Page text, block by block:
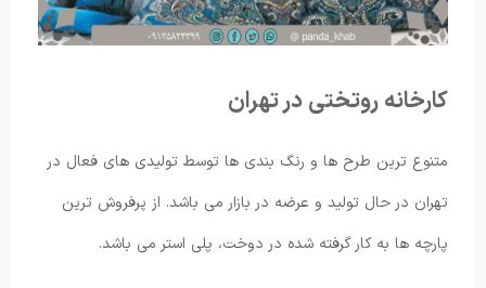
کارخانه روتختی در تهران
متنوع ترین طرح ها و رنگ بندی ها توسط تولیدی های فعال در
تهران در حال تولید و عرضه در بازار می باشد. از پرفروش ترین
پارچه ها به کار گرفته شده در دوخت، پلی استر می باشد.